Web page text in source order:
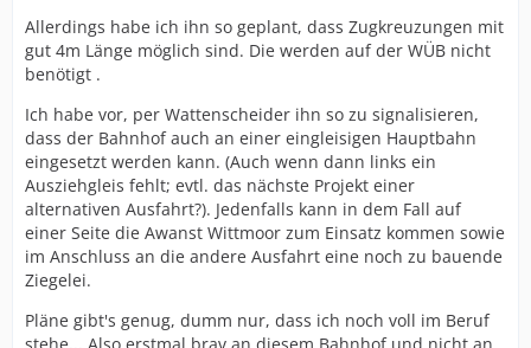
Allerdings habe ich ihn so geplant, dass Zugkreuzungen mit
gut 4m Länge möglich sind. Die werden auf der WÜB nicht
benötigt .
Ich habe vor, per Wattenscheider ihn so zu signalisieren,
dass der Bahnhof auch an einer eingleisigen Hauptbahn
eingesetzt werden kann. (Auch wenn dann links ein
Ausziehgleis fehlt; evtl. das nächste Projekt einer
alternativen Ausfahrt?). Jedenfalls kann in dem Fall auf
einer Seite die Awanst Wittmoor zum Einsatz kommen sowie
im Anschluss an die andere Ausfahrt eine noch zu bauende
Ziegelei.
Pläne gibt's genug, dumm nur, dass ich noch voll im Beruf